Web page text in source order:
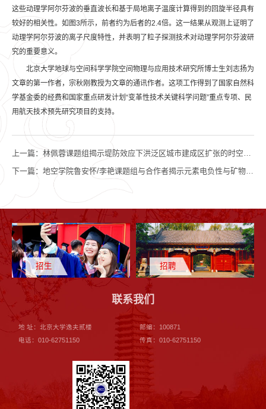
这些动理学阿尔芬波的垂直波长和基于局地离子温度计算得到的回旋半径具有
较好的相关性。如图3所示，前者约为后者的2.4倍。这一结果从观测上证明了
动理学阿尔芬波的离子尺度特性，并表明了粒子探测技术对动理学阿尔芬波研
究的重要意义。
北京大学地球与空间科学学院空间物理与应用技术研究所博士生刘志扬为
文章的第一作者，宗秋刚教授为文章的通讯作者。这项工作得到了国家自然科
学基金委的经费和国家重点研发计划“变革性技术关键科学问题”重点专项、民
用航天技术预先研究项目的支持。
上一篇： 林佩蓉课题组揭示堤防效应下洪泛区城市建成区扩张的时空分布格局
下一篇： 地空学院鲁安怀/李艳课题组与合作者揭示元素电负性与矿物功函数调控自然界中两相界面电子转移的定量规律
招生 招聘
联系我们
地 址：北京大学逸夫贰楼
邮编：100871
电话：010-62751150
传真：010-62751150